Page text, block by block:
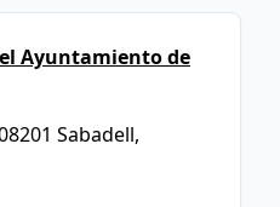
Ayuntamiento de
Sabadell,